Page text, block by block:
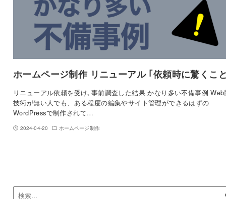
ホームページ制作 リニューアル ｢依頼時に驚くこ
リニューアル依頼を受け､事前調査した結果 かなり多い不備事例
技術が無い人でも、ある程度の編集やサイト管理ができるはずの
WordPressで制作されて…
2024-04-20 ホームページ制作